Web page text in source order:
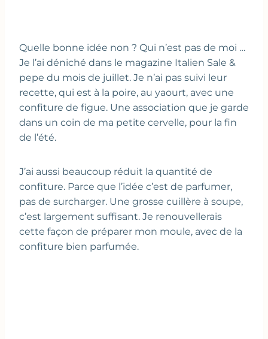
Quelle bonne idée non ? Qui n’est pas de moi …
Je l’ai déniché dans le magazine Italien Sale &
pepe du mois de juillet. Je n’ai pas suivi leur
recette, qui est à la poire, au yaourt, avec une
confiture de figue. Une association que je garde
dans un coin de ma petite cervelle, pour la fin
de l’été.
J’ai aussi beaucoup réduit la quantité de
confiture. Parce que l’idée c’est de parfumer,
pas de surcharger. Une grosse cuillère à soupe,
c’est largement suffisant. Je renouvellerais
cette façon de préparer mon moule, avec de la
confiture bien parfumée.